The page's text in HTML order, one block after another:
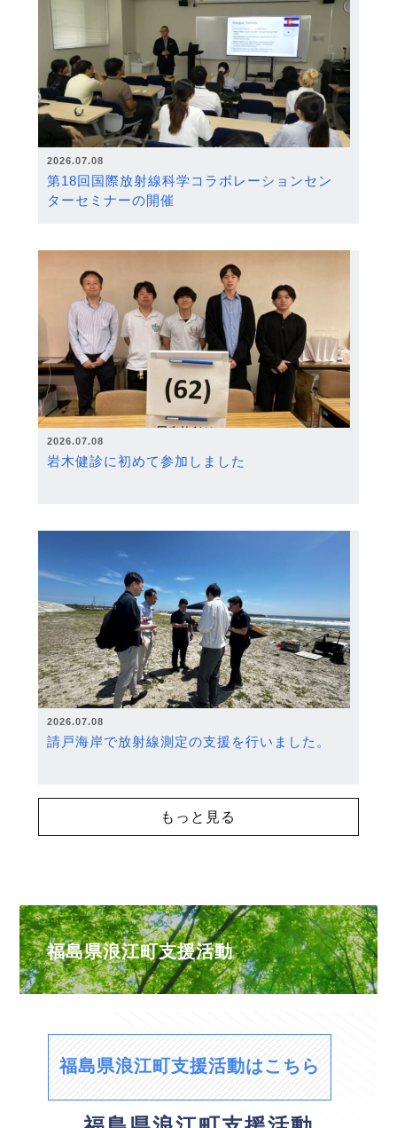
2026.07.08
第18回国際放射線科学コラボレーションセン
ターセミナーの開催
2026.07.08
岩木健診に初めて参加しました
2026.07.08
請戸海岸で放射線測定の支援を行いました。
もっと見る
福島県浪江町支援活動
福島県浪江町支援活動はこちら